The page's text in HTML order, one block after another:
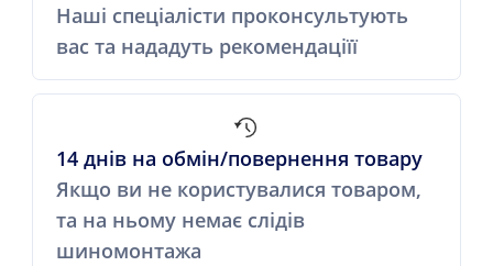
Наші спеціалісти проконсультують
вас та нададуть рекомендаціїї
14 днів на обмін/повернення товару
Якщо ви не користувалися товаром,
та на ньому немає слідів
шиномонтажа